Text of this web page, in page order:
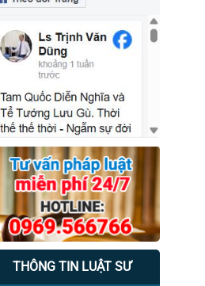
THÔNG TIN LUẬT SƯ